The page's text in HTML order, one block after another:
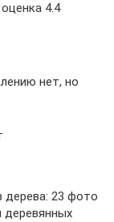
4.4
нет, но
23 фото
деревянных